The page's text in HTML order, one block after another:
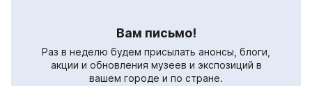
Вам письмо!
Раз в неделю будем присылать анонсы, блоги,
акции и обновления музеев и экспозиций в
вашем городе и по стране.